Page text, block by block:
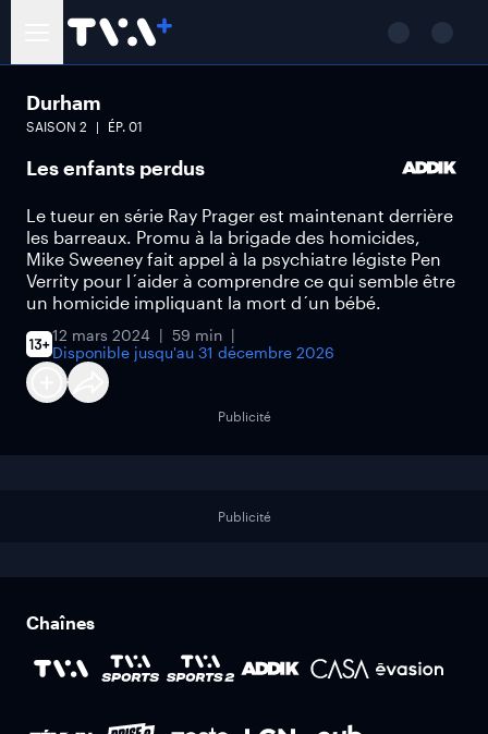
Durham
SAISON 2 ÉP. 01
Les enfants perdus
Le tueur en série Ray Prager est maintenant derrière
les barreaux. Promu à la brigade des homicides,
Mike Sweeney fait appel à la psychiatre légiste Pen
Verrity pour l´aider à comprendre ce qui semble être
un homicide impliquant la mort d´un bébé.
12 mars 2024
59 min
Disponible jusqu'au 31 décembre 2026
Publicité
Publicité
Chaînes